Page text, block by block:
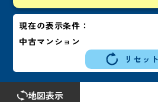
現在の表示条件：
中古マンション
リセット
地図表示